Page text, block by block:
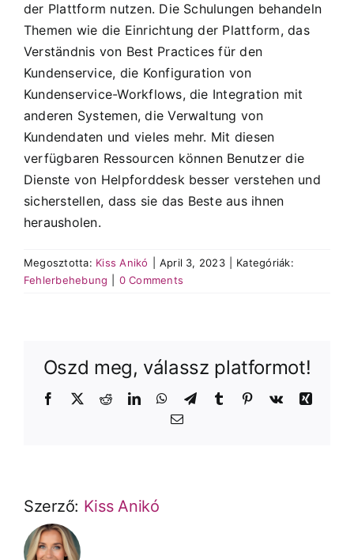
der Plattform nutzen. Die Schulungen behandeln
Themen wie die Einrichtung der Plattform, das
Verständnis von Best Practices für den
Kundenservice, die Konfiguration von
Kundenservice-Workflows, die Integration mit
anderen Systemen, die Verwaltung von
Kundendaten und vieles mehr. Mit diesen
verfügbaren Ressourcen können Benutzer die
Dienste von Helpforddesk besser verstehen und
sicherstellen, dass sie das Beste aus ihnen
herausholen.
Megosztotta: Kiss Anikó April 3, 2023
Kategóriák:
Fehlerbehebung
0 Comments
Oszd meg, válassz platformot!
Facebook
X RedditLinkedInWhatsApp
TelegramTumblr Pinterest
Vk
Xing
Email
Szerző: Kiss Anikó